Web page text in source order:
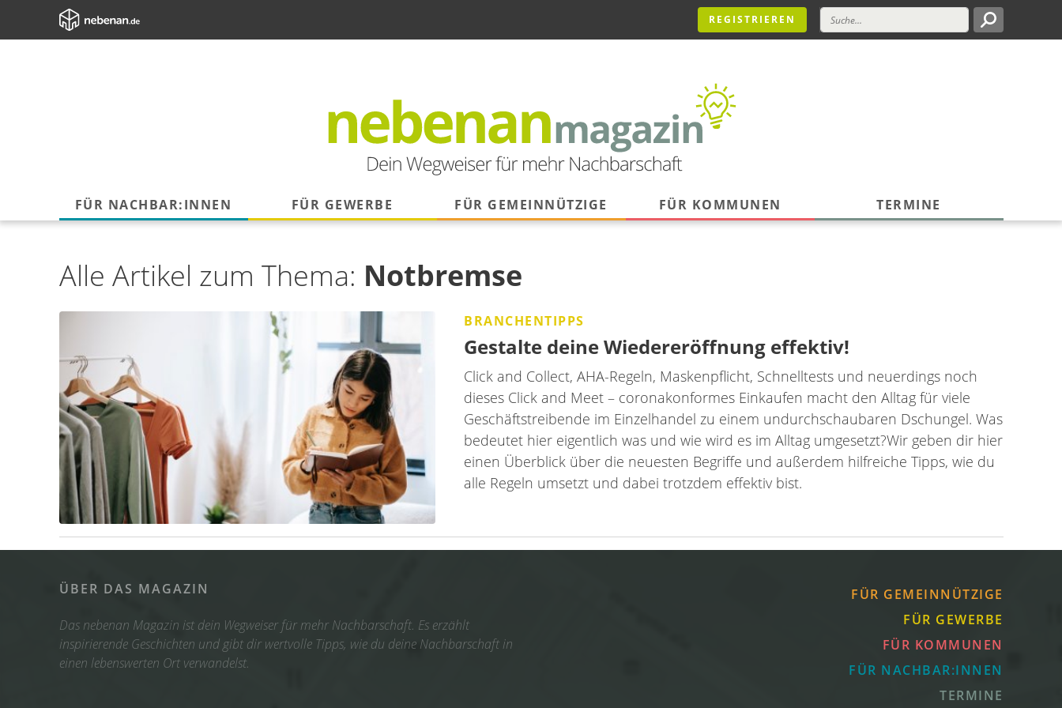
REGISTRIEREN
FÜR NACHBAR:INNEN FÜR GEWERBE FÜR GEMEINNÜTZIGE FÜR KOMMUNEN TERMINE
Alle Artikel zum Thema: Notbremse
BRANCHENTIPPS
Gestalte deine Wiedereröffnung effektiv!
Click and Collect, AHA-Regeln, Maskenpflicht, Schnelltests und neuerdings noch
dieses Click and Meet – coronakonformes Einkaufen macht den Alltag für viele
Geschäftstreibende im Einzelhandel zu einem undurchschaubaren Dschungel. Was
bedeutet hier eigentlich was und wie wird es im Alltag umgesetzt?Wir geben dir hier
einen Überblick über die neuesten Begriffe und außerdem hilfreiche Tipps, wie du
alle Regeln umsetzt und dabei trotzdem effektiv bist.
ÜBER DAS MAGAZIN
Das nebenan Magazin ist dein Wegweiser für mehr Nachbarschaft. Es erzählt
inspirierende Geschichten und gibt dir wertvolle Tipps, wie du deine Nachbarschaft in
einen lebenswerten Ort verwandelst.
FÜR GEMEINNÜTZIGE
FÜR GEWERBE
FÜR KOMMUNEN
FÜR NACHBAR:INNEN
TERMINE